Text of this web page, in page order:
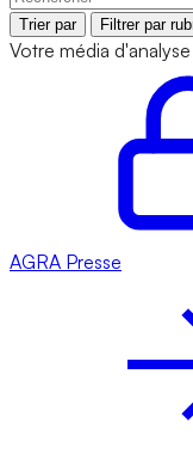
Trier par Filtrer par
Votre média
AGRA Presse